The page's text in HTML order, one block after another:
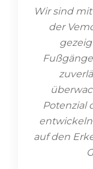
Wir sind
der
Potenzial
auf den